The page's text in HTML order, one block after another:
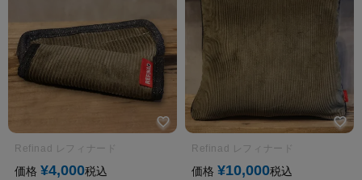
Refinad レフィナード
価格 ¥4,000税込
Refinad レフィナード
価格 ¥10,000税込